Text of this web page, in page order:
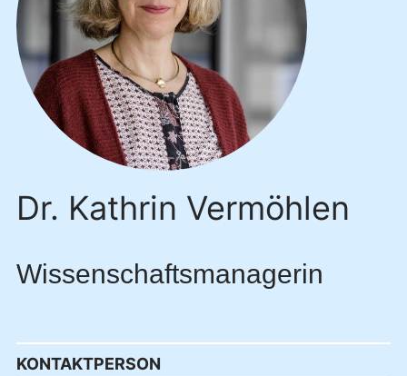
Dr. Kathrin Vermöhlen
Wissenschaftsmanagerin
KONTAKTPERSON